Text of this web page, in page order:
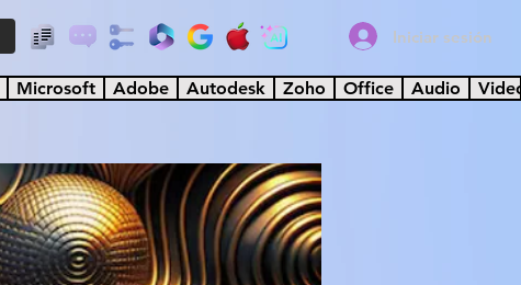
Iniciar sesión
Microsoft Adobe Autodesk Zoho Office Audio